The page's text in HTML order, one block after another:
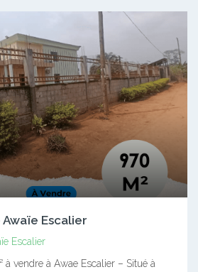
Escalier
Escalier
à vendre à Awae Escalier – Situé à